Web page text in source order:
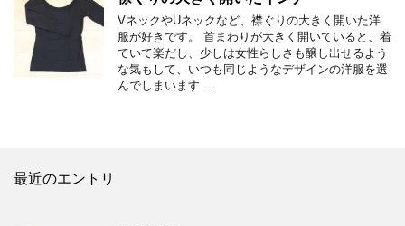
VネックやUネックなど、襟ぐりの大きく開いた洋
服が好きです。 首まわりが大きく開いていると、着
ていて楽だし、少しは女性らしさも醸し出せるよう
な気もして、いつも同じようなデザインの洋服を選
んでしまいます …
最近のエントリ